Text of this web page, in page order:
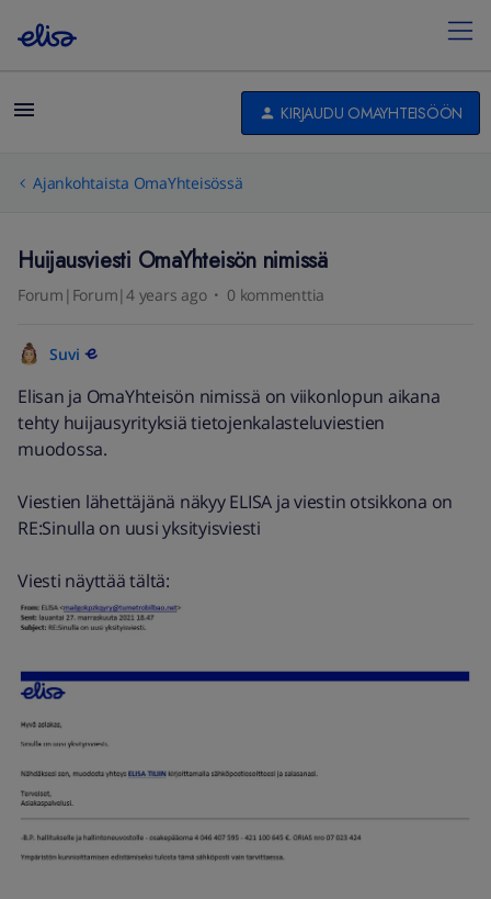
KIRJAUDU OMAYHTEISÖÖN
Ajankohtaista OmaYhteisössä
Huijausviesti OmaYhteisön nimissä
Forum|Forum|4 years ago 0 kommenttia
Suvi
Elisan ja OmaYhteisön nimissä on viikonlopun aikana
tehty huijausyrityksiä tietojenkalasteluviestien
muodossa.
Viestien lähettäjänä näkyy ELISA ja viestin otsikkona on
RE:Sinulla on uusi yksityisviesti
Viesti näyttää tältä: